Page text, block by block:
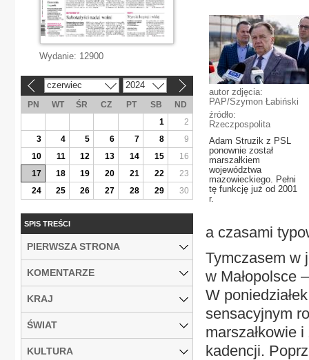
autor zdjęcia:
PAP/Szymon Łabiński
źródło:
Rzeczpospolita
Adam Struzik z PSL
ponownie został
marszałkiem
województwa
mazowieckiego. Pełni
tę funkcję już od 2001
r.
a czasami
Tymczasem w
w Małopolsce
W
sensacyjnym
marszałkowie
kadencji.
Wydanie: 12900
czerwiec 2024
PN WT ŚR CZ PT SB
ND
1
2
3
4 5 6 7 8
9
10
11 12 13 14 15
16
17
18 19 20 21 22
23
24
25 26 27 28 29 30
SPIS TREŚCI
PIERWSZA STRONA
KOMENTARZE
KRAJ
ŚWIAT
KULTURA